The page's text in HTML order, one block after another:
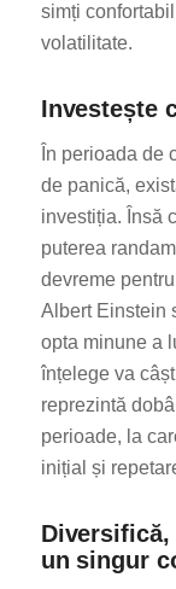
simți
volatilitate.
Investește
În perioada de
de panică,
investiția. Însă
puterea
devreme
Albert Einstein
opta minune a
înțelege va
reprezintă
perioade, la
inițial și
Diversifică,
un singur